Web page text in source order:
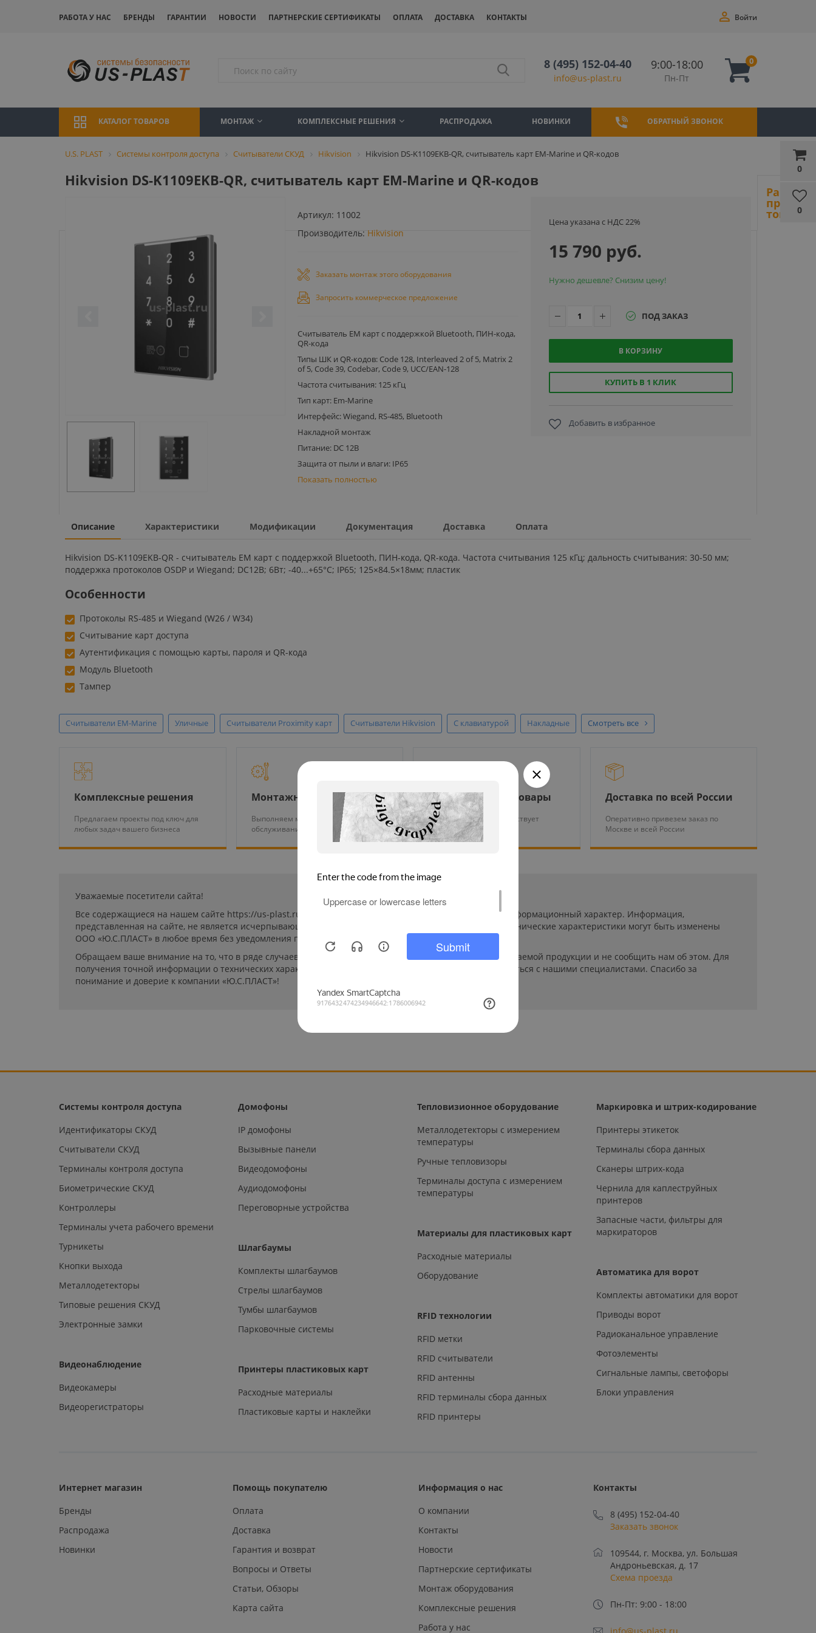
РАБОТА У НАС БРЕНДЫ ГАРАНТИИ НОВОСТИ ПАРТНЕРСКИЕ СЕРТИФИКАТЫ ОПЛАТА ДОСТАВКА КОНТАКТЫ
0
0
Войти
8 (495) 152-04-40
info@us-plast.ru
9:00-18:00
Пн-Пт
0
КАТАЛОГ ТОВАРОВ МОНТАЖ КОМПЛЕКСНЫЕ РЕШЕНИЯ РАСПРОДАЖА НОВИНКИ ОБРАТНЫЙ ЗВОНОК
U.S. PLAST Системы контроля доступа Считыватели СКУД Hikvision Hikvision DS-K1109EKB-QR, считыватель карт EM-Marine и QR-кодов
Hikvision DS-K1109EKB-QR, считыватель карт EM-Marine и QR-кодов
Артикул: 11002
Производитель: Hikvision
Заказать монтаж этого оборудования
Запросить коммерческое предложение
Считыватель EM карт с поддержкой Bluetooth, ПИН-кода,
QR-кода
Типы ШК и QR-кодов: Code 128, Interleaved 2 of 5, Matrix 2
of 5, Code 39, Codebar, Code 9, UCC/EAN-128
Частота считывания: 125 кГц
Тип карт: Em-Marine
Интерфейс: Wiegand, RS-485, Bluetooth
Накладной монтаж
Питание: DC 12В
Защита от пыли и влаги: IP65
Показать полностью
Цена указана с НДС 22%
15 790 руб.
Нужно дешевле? Снизим цену!
ПОД ЗАКАЗ
В КОРЗИНУ
КУПИТЬ В 1 КЛИК
Добавить в избранное
Описание Характеристики Модификации Документация Доставка Оплата
Hikvision DS-K1109EKB-QR - считыватель EM карт с поддержкой Bluetooth, ПИН-кода, QR-кода. Частота считывания 125 кГц; дальность считывания: 30-50 мм;
поддержка протоколов OSDP и Wiegand; DC12В; 6Вт; -40...+65°C; IP65; 125×84.5×18мм; пластик
Особенности
Протоколы RS-485 и Wiegand (W26 / W34)
Считывание карт доступа
Аутентификация с помощью карты, пароля и QR-кода
Модуль Bluetooth
Тампер
Считыватели EM-Marine Уличные Считыватели Proximity карт Считыватели Hikvision С клавиатурой Накладные Смотреть все
Комплексные решения
Предлагаем проекты под ключ для
любых задач вашего бизнеса
Монтажные работы
Выполняем монтаж и тех.
обслуживание оборудования
Гарантия на все товары
На нашу продукцию действует
гарантия от 12 месяцев
Доставка по всей России
Оперативно привезем заказ по
Москве и всей России
Уважаемые посетители сайта!
Все содержащиеся на нашем сайте https://us-plast.ru/ (далее «сайт») сведения носят исключительно информационный характер. Информация,
представленная на сайте, не является исчерпывающей. Указанные на сайте цены, комплектации и технические характеристики могут быть изменены
ООО «Ю.С.ПЛАСТ» в любое время без уведомления пользователей сайта.
Обращаем ваше внимание на то, что в ряде случаев производители могут изменить параметры выпускаемой продукции и не сообщить нам об этом. Для
получения точной информации о технических характеристиках и стоимости товаров необходимо связаться с нашими специалистами. Спасибо за
понимание и доверие к компании «Ю.С.ПЛАСТ»!
Ранее
товары
Системы контроля доступа
Идентификаторы СКУД
Считыватели СКУД
Терминалы контроля доступа
Биометрические СКУД
Контроллеры
Терминалы учета рабочего времени
Турникеты
Кнопки выхода
Металлодетекторы
Типовые решения СКУД
Электронные замки
Видеонаблюдение
Видеокамеры
Видеорегистраторы
Домофоны
IP домофоны
Вызывные панели
Видеодомофоны
Аудиодомофоны
Переговорные устройства
Шлагбаумы
Комплекты шлагбаумов
Стрелы шлагбаумов
Тумбы шлагбаумов
Парковочные системы
Принтеры пластиковых карт
Расходные материалы
Пластиковые карты и наклейки
Тепловизионное оборудование
Металлодетекторы с измерением
температуры
Ручные тепловизоры
Терминалы доступа с измерением
температуры
Материалы для пластиковых карт
Расходные материалы
Оборудование
RFID технологии
RFID метки
RFID считыватели
RFID антенны
RFID терминалы сбора данных
RFID принтеры
Маркировка и штрих-кодирование
Принтеры этикеток
Терминалы сбора данных
Сканеры штрих-кода
Чернила для каплеструйных
принтеров
Запасные части, фильтры для
маркираторов
Автоматика для ворот
Комплекты автоматики для ворот
Приводы ворот
Радиоканальное управление
Фотоэлементы
Сигнальные лампы, светофоры
Блоки управления
Интернет магазин
Бренды
Распродажа
Новинки
Помощь покупателю
Оплата
Доставка
Гарантия и возврат
Вопросы и Ответы
Статьи, Обзоры
Карта сайта
Информация о нас
О компании
Контакты
Новости
Партнерские сертификаты
Монтаж оборудования
Комплексные решения
Работа у нас
Контакты
8 (495) 152-04-40
Заказать звонок
109544, г. Москва, ул. Большая
Андроньевская, д. 17
Схема проезда
Пн-Пт: 9:00 - 18:00